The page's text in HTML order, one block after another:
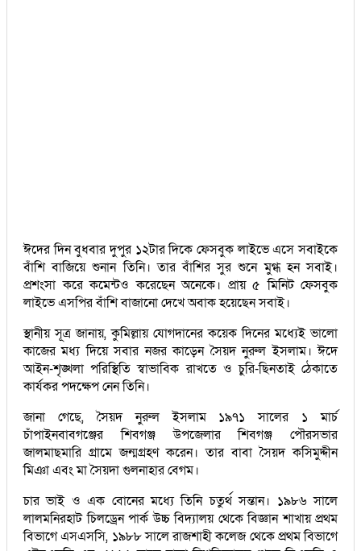
ঈদের দিন বুধবার দুপুর ১২টার দিকে ফেসবুক লাইভে এসে সবাইকে
বাঁশি বাজিয়ে শুনান তিনি। তার বাঁশির সুর শুনে মুগ্ধ হন সবাই।
প্রশংসা করে কমেন্টও করেছেন অনেকে। প্রায় ৫ মিনিট ফেসবুক
লাইভে এসপির বাঁশি বাজানো দেখে অবাক হয়েছেন সবাই।
স্থানীয় সূত্র জানায়, কুমিল্লায় যোগদানের কয়েক দিনের মধ্যেই ভালো
কাজের মধ্য দিয়ে সবার নজর কাড়েন সৈয়দ নুরুল ইসলাম। ঈদে
আইন-শৃঙ্খলা পরিস্থিতি স্বাভাবিক রাখতে ও চুরি-ছিনতাই ঠেকাতে
কার্যকর পদক্ষেপ নেন তিনি।
জানা গেছে, সৈয়দ নুরুল ইসলাম ১৯৭১ সালের ১ মার্চ
চাঁপাইনবাবগঞ্জের শিবগঞ্জ উপজেলার শিবগঞ্জ পৌরসভার
জালমাছমারি গ্রামে জন্মগ্রহণ করেন। তার বাবা সৈয়দ কসিমুদ্দীন
মিঞা এবং মা সৈয়দা গুলনাহার বেগম।
চার ভাই ও এক বোনের মধ্যে তিনি চতুর্থ সন্তান। ১৯৮৬ সালে
লালমনিরহাট চিলড্রেন পার্ক উচ্চ বিদ্যালয় থেকে বিজ্ঞান শাখায় প্রথম
বিভাগে এসএসসি, ১৯৮৮ সালে রাজশাহী কলেজ থেকে প্রথম বিভাগে